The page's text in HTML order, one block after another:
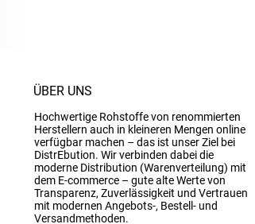
ÜBER UNS
Hochwertige Rohstoffe von renommierten
Herstellern auch in kleineren Mengen online
verfügbar machen – das ist unser Ziel bei
DistrEbution. Wir verbinden dabei die
moderne Distribution (Warenverteilung) mit
dem E-commerce – gute alte Werte von
Transparenz, Zuverlässigkeit und Vertrauen
mit modernen Angebots-, Bestell- und
Versandmethoden.